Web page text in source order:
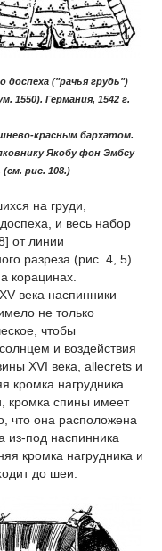
("рачья грудь")
1550). Германия, 1542 г.
красным бархатом.
Якобу фон Эмбсу
рис. 108.)
на груди,
и весь набор
от линии
разреза (рис. 4, 5).
корацинах.
века наспинники
не только
чтобы
и воздействия
XVI века, allecrets и
кромка нагрудника
кромка спины имеет
что она расположена
из-под наспинника
кромка нагрудника и
до шеи.